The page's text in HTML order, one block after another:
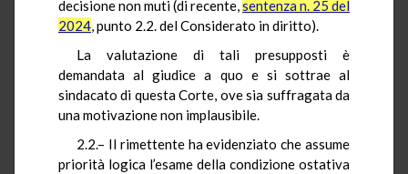
decisione non muti (di recente,sentenza n. 25 del
2024, punto 2.2. del Considerato in diritto).
La valutazione di tali presupposti è
demandata al giudice a quo e si sottrae al
sindacato di questa Corte, ove sia suffragata da
una motivazione non implausibile.
2.2.– Il rimettente ha evidenziato che assume
priorità logica l’esame della condizione ostativa